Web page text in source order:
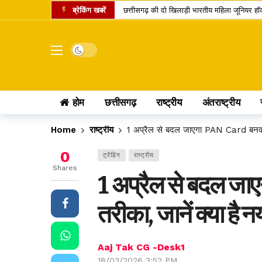
ब्रेकिंग खबरें छत्तीसगढ़ की दो खिलाड़ी भारतीय महिला जूनियर
UPI पेमेंट पर लगेगा चार्ज? लोकसभा में पास
अतीक अहमद का एक और चिराग बुझा, छोटे बेटे
चंद्र ग्रहण 2026: क्या रक्षाबंधन के दिन भारत में
आत्मानंद स्कूलों में शिक्षक भर्ती का बदला तरीका, अब
पीएससी भर्ती घोटाला: पूर्व सचिव जीवन किशोर
Dark mode
होम छत्तीसगढ़ राष्ट्रीय अंतराष्ट्रीय
Home राष्ट्रीय 1 अप्रैल से बदल जाएगा PAN Card
ट्रेंडिंग राष्ट्रीय
1 अप्रैल से बदल
तरीका, जानें क्या है
Aaj Tak CG -Desk1
0
Shares